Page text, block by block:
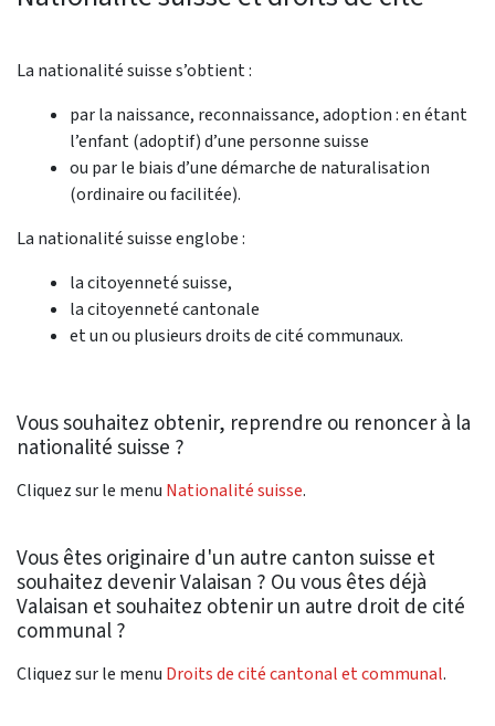
La nationalité suisse s’obtient :
par la naissance, reconnaissance, adoption : en étant
l’enfant (adoptif) d’une personne suisse
ou par le biais d’une démarche de naturalisation
(ordinaire ou facilitée).
La nationalité suisse englobe :
la citoyenneté suisse,
la citoyenneté cantonale
et un ou plusieurs droits de cité communaux.
Vous souhaitez obtenir, reprendre ou renoncer à la
nationalité suisse ?
Cliquez sur le menu Nationalité suisse.
Vous êtes originaire d'un autre canton suisse et
souhaitez devenir Valaisan ? Ou vous êtes déjà
Valaisan et souhaitez obtenir un autre droit de cité
communal ?
Cliquez sur le menu Droits de cité cantonal et communal.